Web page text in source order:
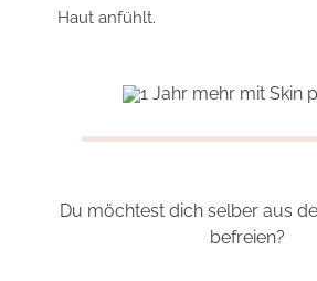
Haut anfühlt.
Du möchtest dich selber aus
befreien?